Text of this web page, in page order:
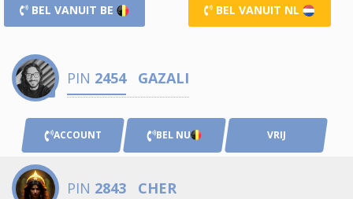
BEL VANUIT BE BEL VANUIT NL
PIN 2454 GAZALI
ACCOUNT BEL NU VRIJ
PIN 2843 CHER